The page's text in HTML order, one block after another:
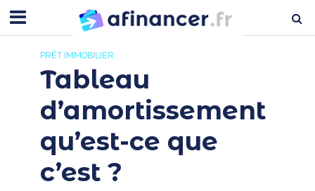
PRÊT IMMOBILIER
Tableau
d’amortissement
qu’est-ce que
c’est ?